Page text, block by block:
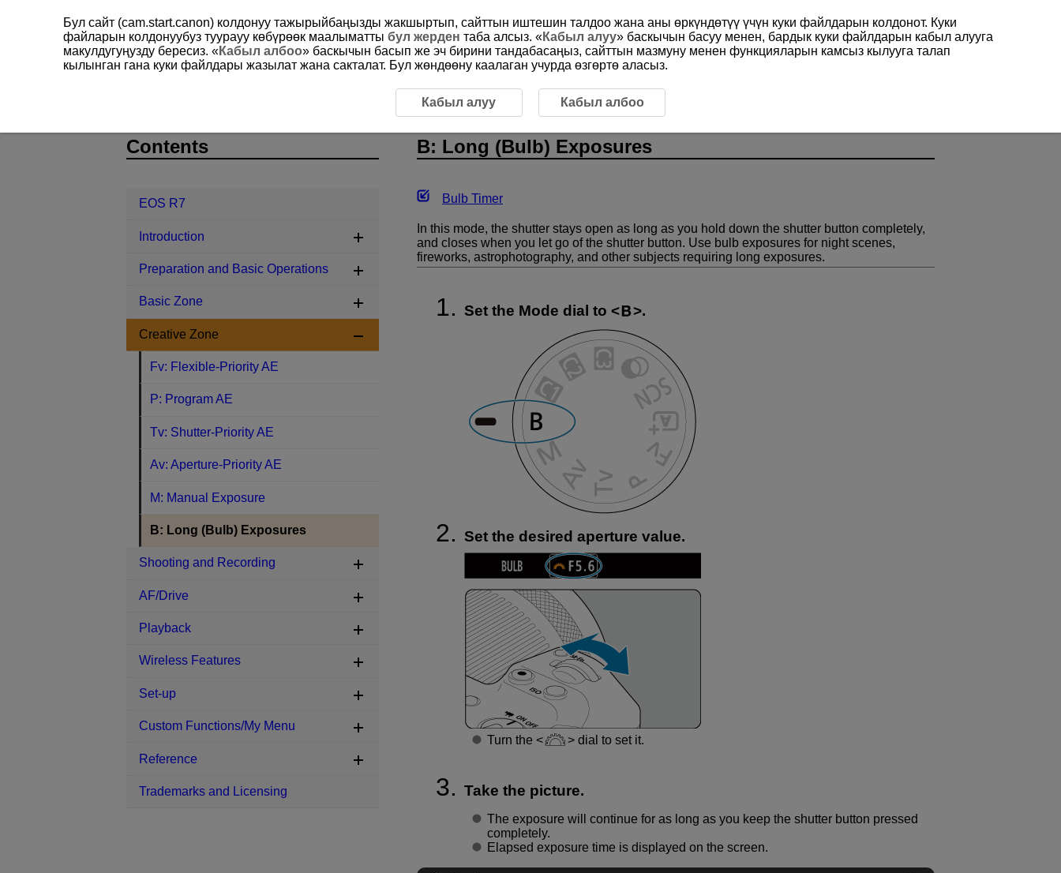
EOS R7 Creative Zone B: Long (Bulb) Exposures
B: Long (Bulb) Exposures
Bulb Timer
In this mode, the shutter stays open as long as you hold down the shutter button completely,
and closes when you let go of the shutter button. Use bulb exposures for night scenes,
fireworks, astrophotography, and other subjects requiring long exposures.
Set the Mode dial to .
Set the desired aperture value.
Turn the dial to set it.
Take the picture.
The exposure will continue for as long as you keep the shutter button pressed
completely.
Elapsed exposure time is displayed on the screen.
Contents
EOS R7
Introduction
Preparation and Basic Operations
Basic Zone
Creative Zone
Fv: Flexible-Priority AE
P: Program AE
Tv: Shutter-Priority AE
Av: Aperture-Priority AE
M: Manual Exposure
B: Long (Bulb) Exposures
Shooting and Recording
AF/Drive
Playback
Wireless Features
Set-up
Custom Functions/My Menu
Reference
Trademarks and Licensing
Бул сайт (cam.start.canon) колдонуу тажырыйбаңызды жакшыртып, сайттын иштешин талдоо жана аны өркүндөтүү үчүн куки файлдарын колдонот. Куки
файларын колдонуубуз туурауу көбүрөөк маалыматты бул жерден таба алсыз. «Кабыл алуу» баскычын басуу менен, бардык куки файлдарын кабыл алууга
макулдугуңузду бересиз. «Кабыл албоо» баскычын басып же эч бирини тандабасаңыз, сайттын мазмуну менен функцияларын камсыз кылууга талап
кылынган гана куки файлдары жазылат жана сакталат. Бул жөндөөну каалаган учурда өзгөртө аласыз.
Кабыл алуу Кабыл албоо